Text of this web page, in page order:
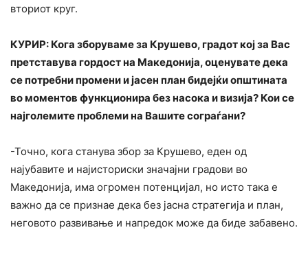
вториот круг.
КУРИР: Кога зборуваме за Крушево, градот кој за Вас
претставува гордост на Македонија, оценувате дека
се потребни промени и јасен план бидејќи општината
во моментов функционира без насока и визија? Кои се
најголемите проблеми на Вашите сограѓани?
-Точно, кога станува збор за Крушево, еден од
најубавите и најисториски значајни градови во
Македонија, има огромен потенцијал, но исто така е
важно да се признае дека без јасна стратегија и план,
неговото развивање и напредок може да биде забавено.